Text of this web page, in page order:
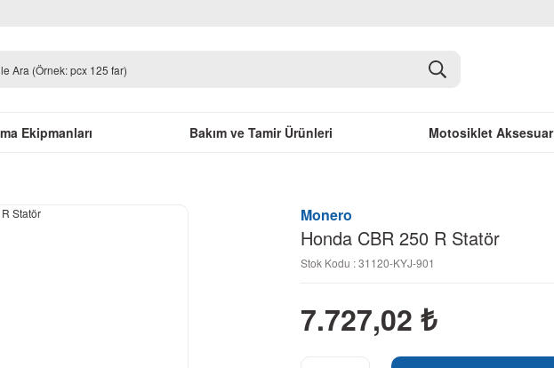
Ekipmanları Bakım ve Tamir Ürünleri Motosiklet Aksesuar
Monero
Honda CBR 250 R Statör
Stok Kodu : 31120-KYJ-901
7.727,02 ₺